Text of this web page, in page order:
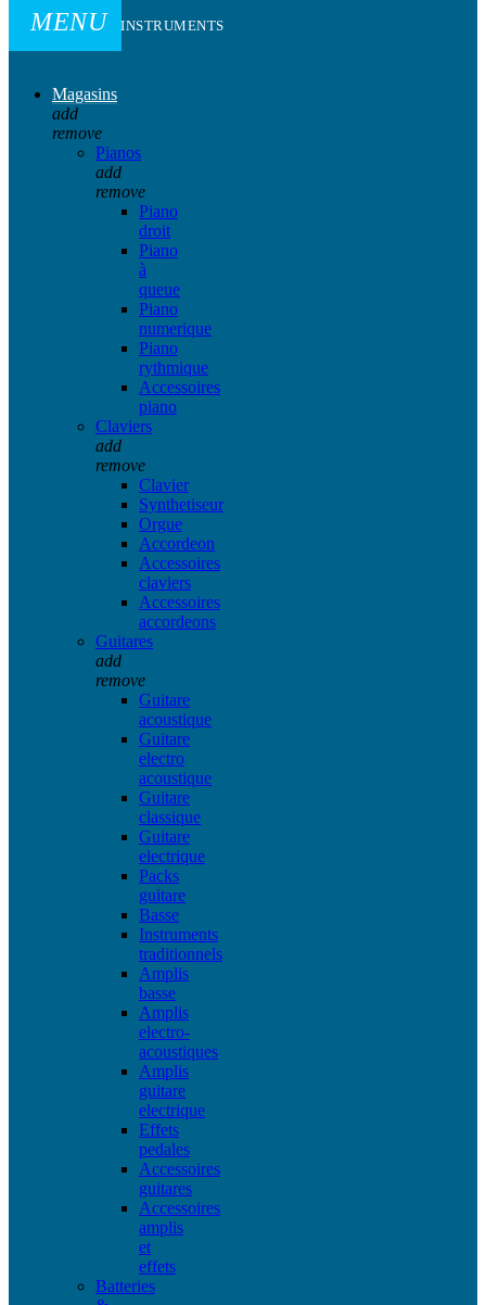
MENU INSTRUMENTS
Magasins
add
remove
Pianos
add
remove
Piano
droit
Piano
à
queue
Piano
numerique
Piano
rythmique
Accessoires
piano
Claviers
add
remove
Clavier
Synthetiseur
Orgue
Accordeon
Accessoires
claviers
Accessoires
accordeons
Guitares
add
remove
Guitare
acoustique
Guitare
electro
acoustique
Guitare
classique
Guitare
electrique
Packs
guitare
Basse
Instruments
traditionnels
Amplis
basse
Amplis
electro-
acoustiques
Amplis
guitare
electrique
Effets
pedales
Accessoires
guitares
Accessoires
amplis
et
effets
Batteries